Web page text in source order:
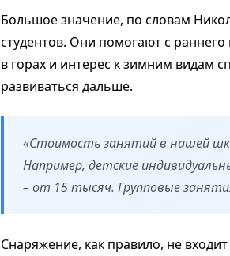
Большое значение, по словам
студентов. Они помогают с раннего
в горах и интерес к зимним видам
развиваться дальше.
«Стоимость занятий в нашей
Например, детские
– от 15 тысяч. Групповые
Снаряжение, как правило, не